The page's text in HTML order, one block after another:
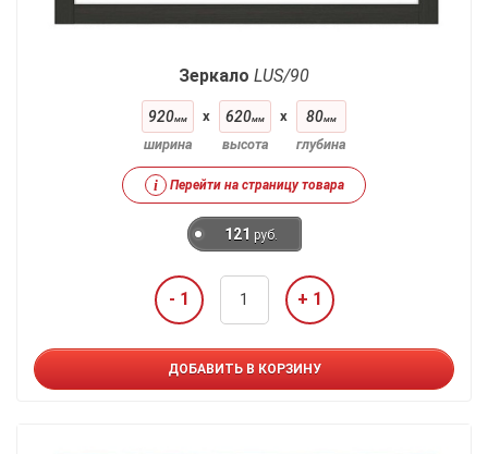
Зеркало LUS/90
920мм
ширина
x 620мм
высота
x 80мм
глубина
i Перейти на страницу товара
121 руб.
- 1 + 1
ДОБАВИТЬ В КОРЗИНУ